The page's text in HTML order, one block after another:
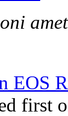
EOS
first